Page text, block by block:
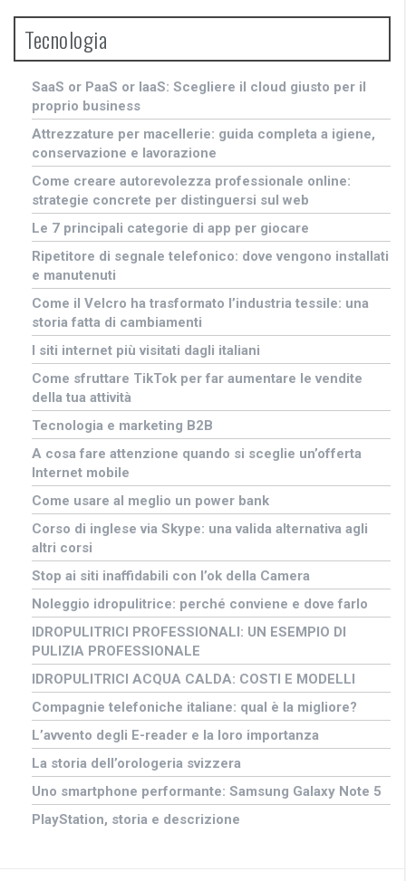
Tecnologia
SaaS or PaaS or IaaS: Scegliere il cloud giusto per il
proprio business
Attrezzature per macellerie: guida completa a igiene,
conservazione e lavorazione
Come creare autorevolezza professionale online:
strategie concrete per distinguersi sul web
Le 7 principali categorie di app per giocare
Ripetitore di segnale telefonico: dove vengono installati
e manutenuti
Come il Velcro ha trasformato l’industria tessile: una
storia fatta di cambiamenti
I siti internet più visitati dagli italiani
Come sfruttare TikTok per far aumentare le vendite
della tua attività
Tecnologia e marketing B2B
A cosa fare attenzione quando si sceglie un’offerta
Internet mobile
Come usare al meglio un power bank
Corso di inglese via Skype: una valida alternativa agli
altri corsi
Stop ai siti inaffidabili con l’ok della Camera
Noleggio idropulitrice: perché conviene e dove farlo
IDROPULITRICI PROFESSIONALI: UN ESEMPIO DI
PULIZIA PROFESSIONALE
IDROPULITRICI ACQUA CALDA: COSTI E MODELLI
Compagnie telefoniche italiane: qual è la migliore?
L’avvento degli E-reader e la loro importanza
La storia dell’orologeria svizzera
Uno smartphone performante: Samsung Galaxy Note 5
PlayStation, storia e descrizione